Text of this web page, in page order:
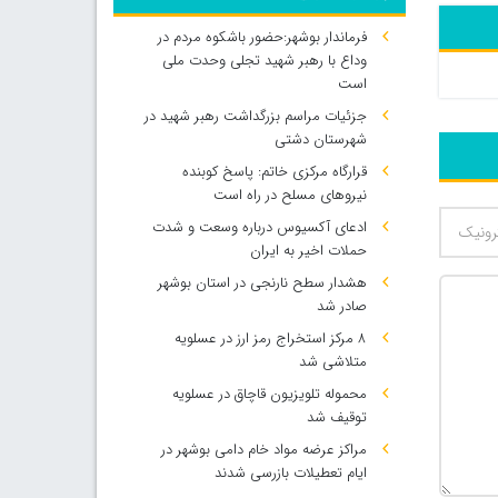
فرماندار بوشهر:حضور باشکوه مردم در
وداع با رهبر شهید تجلی وحدت ملی
است
جزئیات مراسم بزرگداشت رهبر شهید در
شهرستان دشتی
قرارگاه مرکزی خاتم: پاسخ کوبنده
نیروهای مسلح در راه است
ادعای آکسیوس درباره وسعت و شدت
حملات اخیر به ایران
هشدار سطح نارنجی در استان بوشهر
صادر شد
۸ مرکز استخراج رمز ارز در عسلویه
متلاشی شد
محموله تلویزیون قاچاق در عسلویه
توقیف شد
مراکز عرضه مواد خام دامی بوشهر در
ایام تعطیلات بازرسی شدند